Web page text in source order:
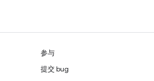
参与
提交 bug